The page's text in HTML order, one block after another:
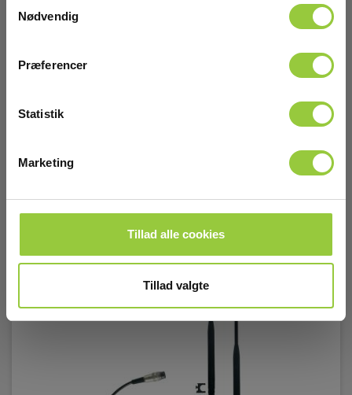
Nødvendig
Præferencer
Statistik
Marketing
Tillad alle cookies
Tillad valgte
HC2A-S Hygroclip, analog. Inkl. 2m kabel